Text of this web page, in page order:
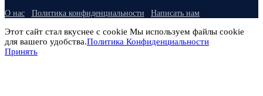
О нас Политика конфиденциальности Написать нам
Этот сайт стал вкуснее с cookie Мы используем файлы cookie
для вашего удобства.Политика Конфиденциальности
Принять